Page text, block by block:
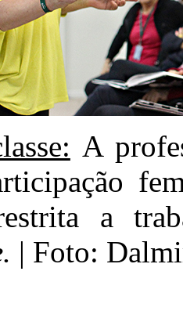
A
a
| Foto: